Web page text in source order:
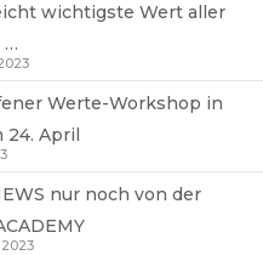
wichtigste Wert aller
…
Werte-Workshop in
24. April
nur noch von der